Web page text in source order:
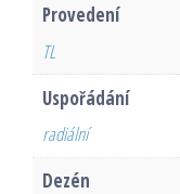
Provedení
TL
Uspořádání
radiální
Dezén